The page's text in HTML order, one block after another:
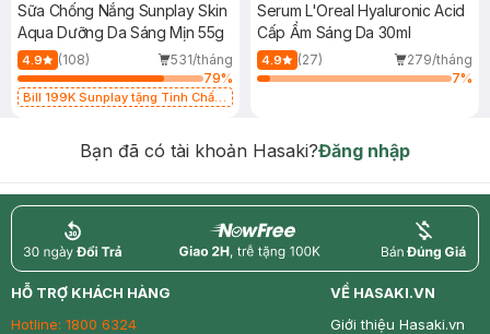
Sữa Chống Nắng Sunplay Skin
Aqua Dưỡng Da Sáng Mịn 55g
4.9 (108)
531/tháng
79%
Bill 199K Sunplay tặng Tinh Chất
Serum L'Oreal Hyaluronic Acid
Cấp Ẩm Sáng Da 30ml
4.9 (27)
279/tháng
7%
Bạn đã có tài khoản Hasaki?Đăng nhập
return nowfree price
HỖ TRỢ KHÁCH HÀNG
Hotline: 1800 6324
VỀ HASAKI.VN
Giới thiệu Hasaki.vn